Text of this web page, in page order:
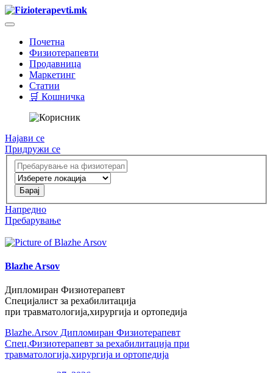
Почетна
Физиотерапевти
Продавница
Маркетинг
Статии
🛒 Кошничка
Најави се
Придружи се
Напредно
Пребарување
Blazhe Arsov
Дипломиран Физиотерапевт
Специјалист за рехабилитација
при травматологија,хирургија и ортопедија
Blazhe.Arsov Дипломиран Физиотерапевт
Спец.Физиотерапевт за рехабилитација при
травматологија,хирургија и ортопедија